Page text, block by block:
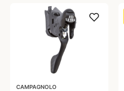
CAMPAGNOLO